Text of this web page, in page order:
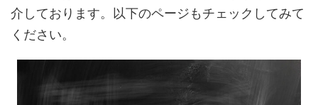
介しております。以下のページもチェックしてみて
ください。